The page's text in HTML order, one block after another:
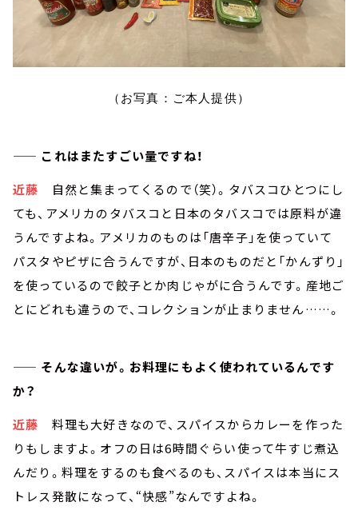
（お写真：ご本人提供）
—— これはまたすごい量ですね！
近藤 自然と集まってくるので（笑）。タバスコひとつにし
ても、アメリカのタバスコと日本のタバスコでは原料が違
うんですよね。アメリカのものは「唐辛子」を使っていて
パスタやピザに合うんですが、日本のものだと「かんずり」
を使っているので餃子とか肉じゃがに合うんです。産地ご
とにどれも違うので、コレクションが止まりません……。
—— そんな違いが。お料理にもよく使われているんです
か？
近藤 料理も大好きなので、スパイスからカレーを作った
りもしますよ。オフの日は6時間ぐらい使って牛すじ煮込
んだり。料理をするのも食べるのも、スパイスは本当にス
トレス発散になって、“快感”なんですよね。